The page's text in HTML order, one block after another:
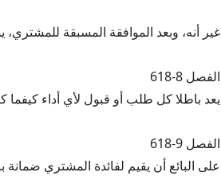
غير أنه، وبعد الموافقة المسبقة للمشتري،
الفصل 8-618
يعد باطلا كل طلب أو قبول لأي أداء كيفما
الفصل 9-618
على البائع أن يقيم لفائدة المشتري ضمانة